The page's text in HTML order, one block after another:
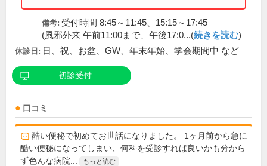
備考: 受付時間 8:45～11:45、15:15～17:45
(風邪外来 午前11:00まで、午後17:0...(続きを読む)
休診日: 日、祝、お盆、GW、年末年始、学会期間中 など
初診受付
口コミ
酷い便秘で初めてお世話になりました。 1ヶ月前から急に
酷い便秘になってしまい、何科を受診すれば良いかも分から
ず色んな病院...
もっと読む